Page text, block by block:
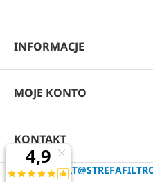
INFORMACJE
MOJE KONTO
KONTAKT